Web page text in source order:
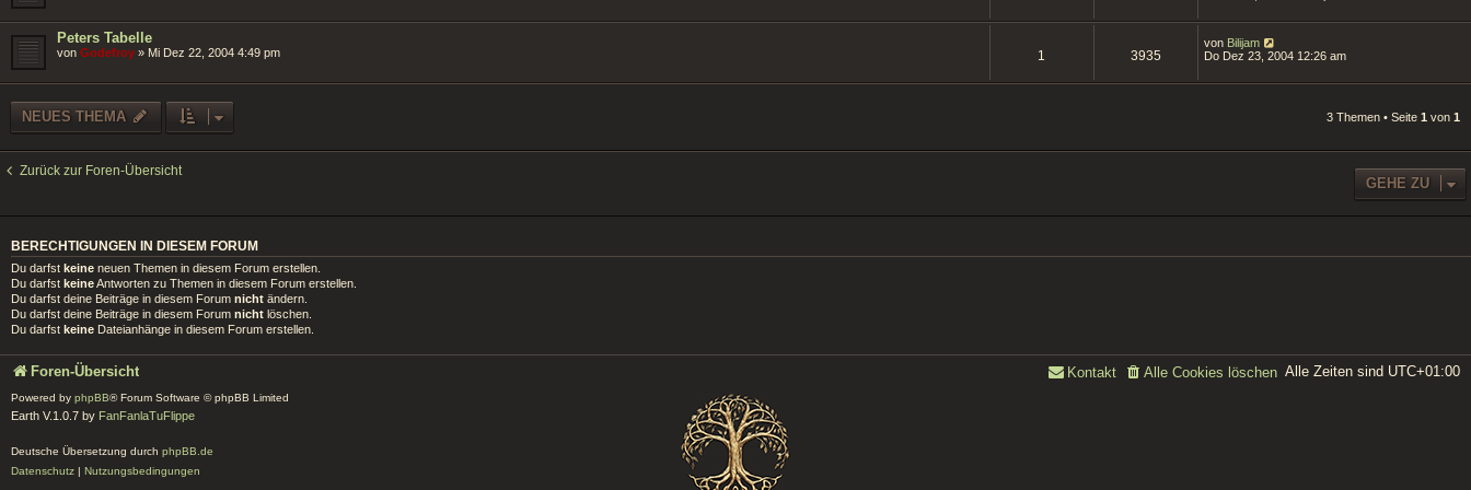
Peters Tabelle
von Godefroy » Mi Dez 22, 2004 4:49 pm 1 3935
von Bilijam
Do Dez 23, 2004 12:26 am
NEUES THEMA 3 Themen • Seite 1 von 1
Zurück zur Foren-Übersicht
GEHE ZU
BERECHTIGUNGEN IN DIESEM FORUM
Du darfst keine neuen Themen in diesem Forum erstellen.
Du darfst keineAntworten zu Themen in diesem Forum erstellen.
Du darfst deine Beiträge in diesem Forum nicht ändern.
Du darfst deine Beiträge in diesem Forum nicht löschen.
Du darfst keine Dateianhänge in diesem Forum erstellen.
Foren-Übersicht Alle Zeiten sind UTC+01:00
Alle Cookies löschen
Kontakt
Powered by phpBB® Forum Software © phpBB Limited
Earth V.1.0.7 by FanFanlaTuFlippe
Deutsche Übersetzung durch phpBB.de
Datenschutz | Nutzungsbedingungen